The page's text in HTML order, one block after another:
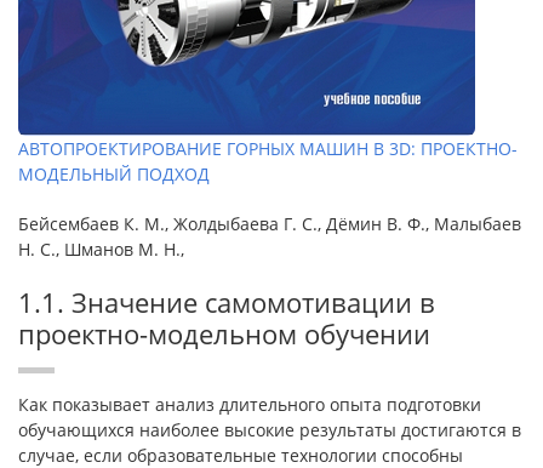
АВТОПРОЕКТИРОВАНИЕ ГОРНЫХ МАШИН В 3D: ПРОЕКТНО-
МОДЕЛЬНЫЙ ПОДХОД
Бейсембаев К. М., Жолдыбаева Г. С., Дёмин В. Ф., Малыбаев
Н. С., Шманов М. Н.,
1.1. Значение самомотивации в
проектно-модельном обучении
Как показывает анализ длительного опыта подготовки
обучающихся наиболее высокие результаты достигаются в
случае, если образовательные технологии способны